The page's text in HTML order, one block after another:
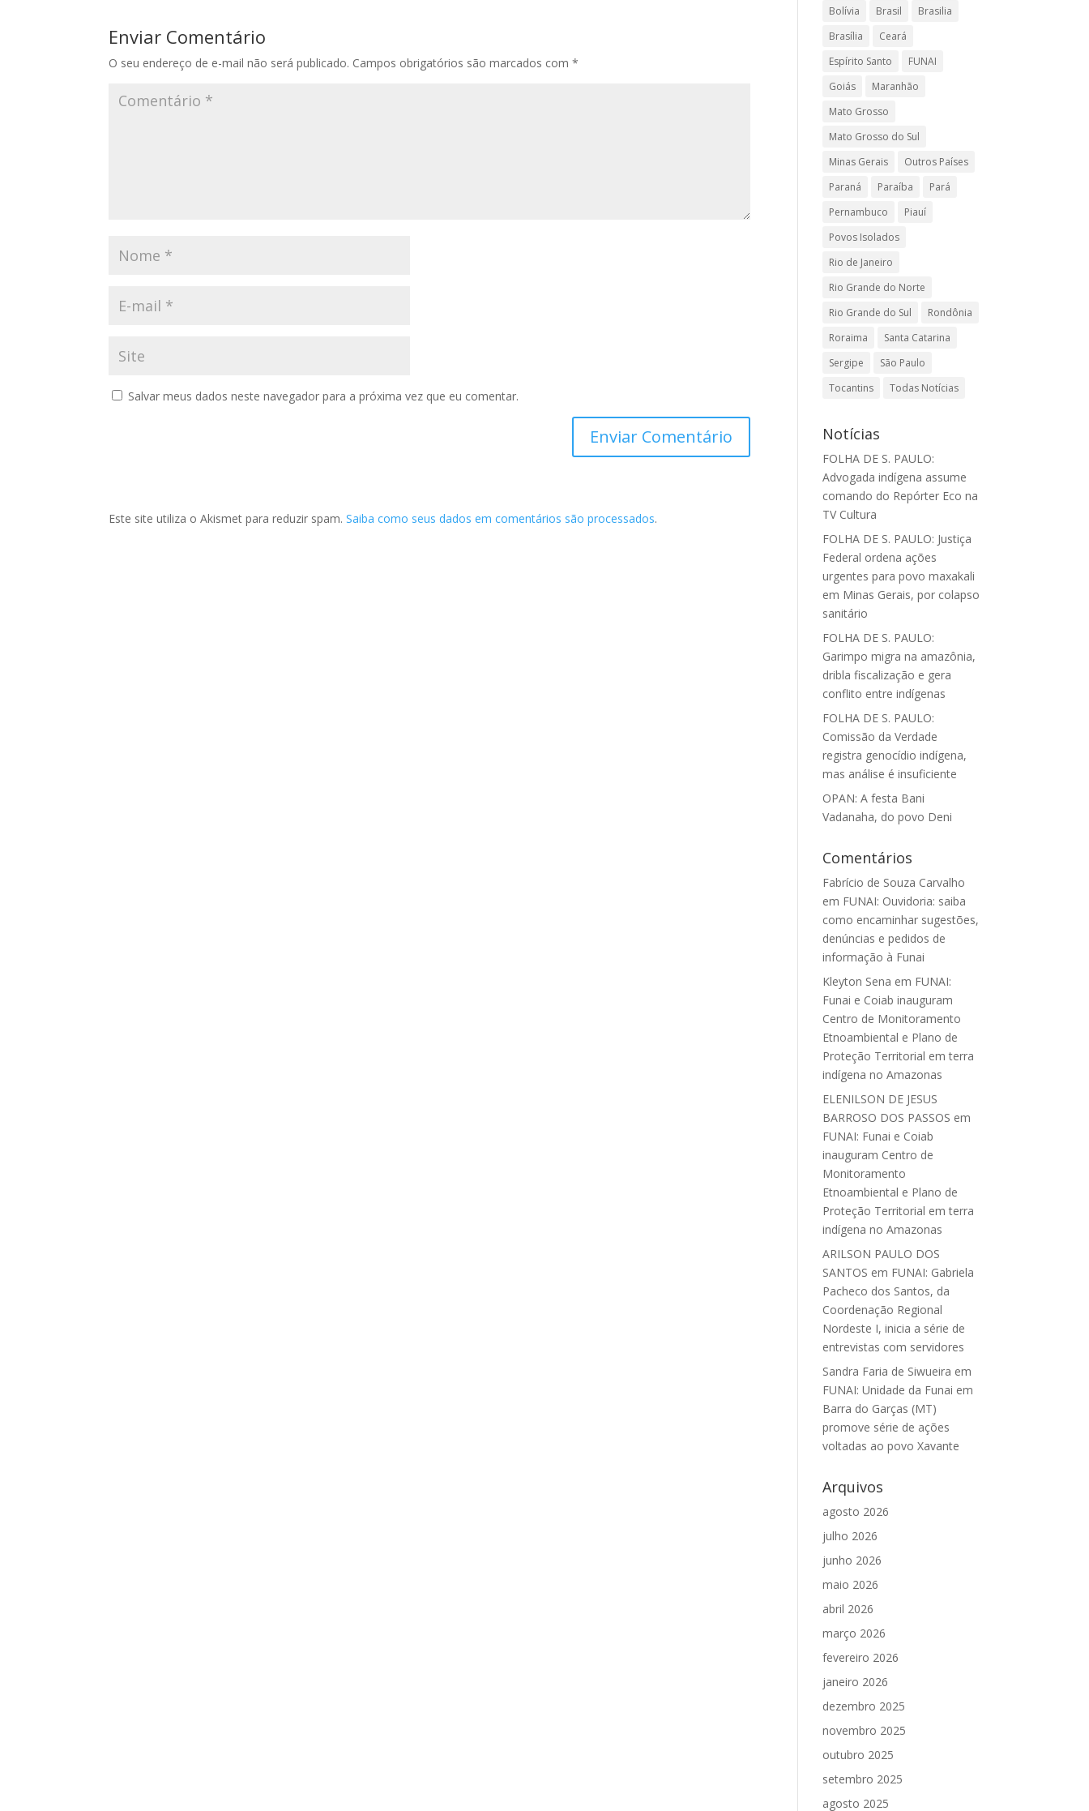
Enviar Comentário
O seu endereço de e-mail não será publicado. Campos obrigatórios são marcados com*
Salvar meus dados neste navegador para a próxima vez que eu comentar.
Este site utiliza o Akismet para reduzir spam.Saiba como seus dados em comentários são processados.
Bolívia
Brasil
Brasilia
Brasília
Ceará
Espírito Santo
FUNAI
Goiás
Maranhão
Mato Grosso
Mato Grosso do Sul
Minas Gerais
Outros Países
Paraná
Paraíba
Pará
Pernambuco
Piauí
Povos Isolados
Rio de Janeiro
Rio Grande do Norte
Rio Grande do Sul
Rondônia
Roraima
Santa Catarina
Sergipe
São Paulo
Tocantins
Todas Notícias
Notícias
FOLHA DE S. PAULO:
Advogada indígena assume
comando do Repórter Eco na
TV Cultura
FOLHA DE S. PAULO: Justiça
Federal ordena ações
urgentes para povo maxakali
em Minas Gerais, por colapso
sanitário
FOLHA DE S. PAULO:
Garimpo migra na amazônia,
dribla fiscalização e gera
conflito entre indígenas
FOLHA DE S. PAULO:
Comissão da Verdade
registra genocídio indígena,
mas análise é insuficiente
OPAN: A festa Bani
Vadanaha, do povo Deni
Comentários
Fabrício de Souza Carvalho
em FUNAI: Ouvidoria: saiba
como encaminhar sugestões,
denúncias e pedidos de
informação à Funai
Kleyton Sena em FUNAI:
Funai e Coiab inauguram
Centro de Monitoramento
Etnoambiental e Plano de
Proteção Territorial em terra
indígena no Amazonas
ELENILSON DE JESUS
BARROSO DOS PASSOS em
FUNAI: Funai e Coiab
inauguram Centro de
Monitoramento
Etnoambiental e Plano de
Proteção Territorial em terra
indígena no Amazonas
ARILSON PAULO DOS
SANTOS em FUNAI: Gabriela
Pacheco dos Santos, da
Coordenação Regional
Nordeste I, inicia a série de
entrevistas com servidores
Sandra Faria de Siwueira em
FUNAI: Unidade da Funai em
Barra do Garças (MT)
promove série de ações
voltadas ao povo Xavante
Arquivos
agosto 2026
julho 2026
junho 2026
maio 2026
abril 2026
março 2026
fevereiro 2026
janeiro 2026
dezembro 2025
novembro 2025
outubro 2025
setembro 2025
agosto 2025